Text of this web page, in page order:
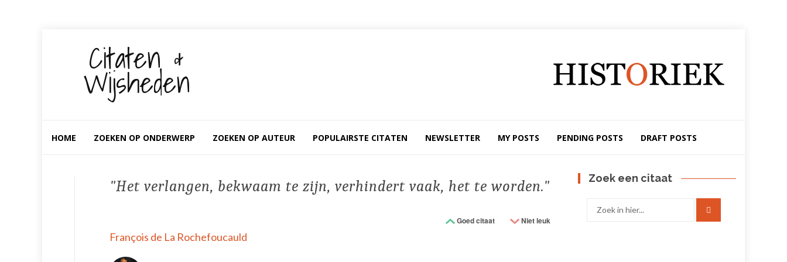
Citaten &
Wijsheden
naar
HOME ZOEKEN OP ONDERWERP ZOEKEN OP AUTEUR POPULAIRSTE CITATEN NEWSLETTER MY POSTS PENDING POSTS DRAFT POSTS
Het verlangen, bekwaam te zijn, verhindert vaak, het te worden.
Goed citaat Niet leuk
François de La Rochefoucauld
Zoek een citaat